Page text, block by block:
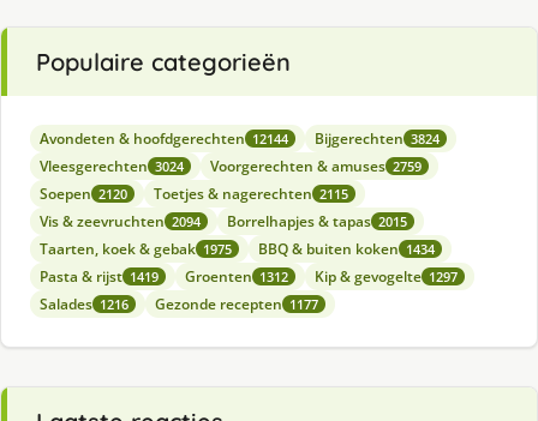
Populaire categorieën
Avondeten & hoofdgerechten 12144 Bijgerechten 3824
Vleesgerechten 3024 Voorgerechten & amuses 2759
Soepen 2120 Toetjes & nagerechten 2115
Vis & zeevruchten 2094 Borrelhapjes & tapas 2015
Taarten, koek & gebak 1975 BBQ & buiten koken 1434
Pasta & rijst 1419 Groenten 1312 Kip & gevogelte 1297
Salades 1216 Gezonde recepten 1177